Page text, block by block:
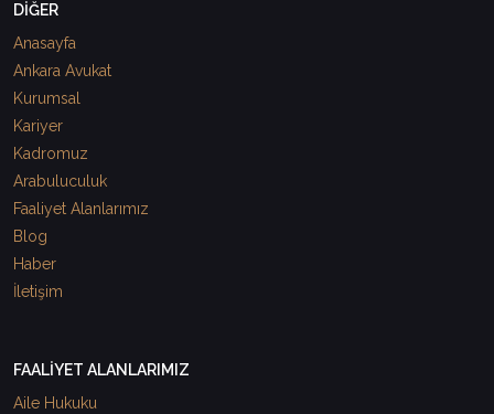
DİĞER
Anasayfa
Ankara Avukat
Kurumsal
Kariyer
Kadromuz
Arabuluculuk
Faaliyet Alanlarımız
Blog
Haber
İletişim
FAALİYET ALANLARIMIZ
Aile Hukuku